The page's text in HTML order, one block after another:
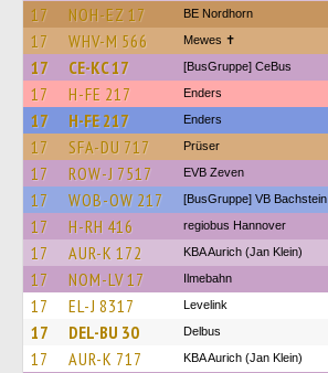
17 NOH-EZ 17 BE Nordhorn
17 WHV-M 566 Mewes ✝
17 CE-KC 17 [BusGruppe] CeBus
17 H-FE 217 Enders
17 H-FE 217 Enders
17 SFA-DU 717 Prüser
17 ROW-J 7517 EVB Zeven
17 WOB-OW 217 [BusGruppe] VB Bachstein
17 H-RH 416 regiobus Hannover
17 AUR-K 172 KBA Aurich (Jan Klein)
17 NOM-LV 17 Ilmebahn
17 EL-J 8317 Levelink
17 DEL-BU 30 Delbus
17 AUR-K 717 KBA Aurich (Jan Klein)